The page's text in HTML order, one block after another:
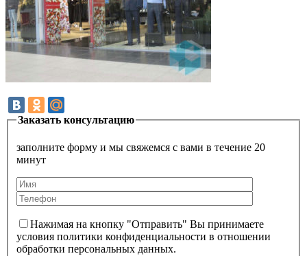
Заказать консультацию
заполните форму и мы свяжемся с вами в течение 20
минут
Нажимая на кнопку "Отправить" Вы принимаете
условия политики конфиденциальности в отношении
обработки персональных данных.